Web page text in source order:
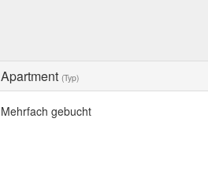
Apartment (Typ)
Mehrfach gebucht